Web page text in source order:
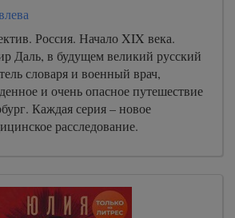
Россия. Начало XIX века.
Даль, в будущем великий русский
словаря и военный врач,
и очень опасное путешествие
Каждая серия – новое
расследование.